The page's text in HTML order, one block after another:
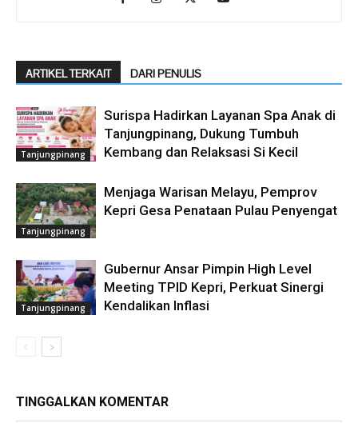
ARTIKEL TERKAIT DARI PENULIS
Tanjungpinang
Surispa Hadirkan Layanan Spa Anak di
Tanjungpinang, Dukung Tumbuh
Kembang dan Relaksasi Si Kecil
Tanjungpinang
Menjaga Warisan Melayu, Pemprov
Kepri Gesa Penataan Pulau Penyengat
Tanjungpinang
Gubernur Ansar Pimpin High Level
Meeting TPID Kepri, Perkuat Sinergi
Kendalikan Inflasi
TINGGALKAN KOMENTAR